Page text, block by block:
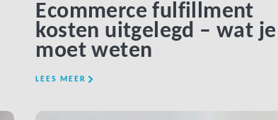
Ecommerce fulfillment
kosten uitgelegd – wat je
moet weten
LEES MEER